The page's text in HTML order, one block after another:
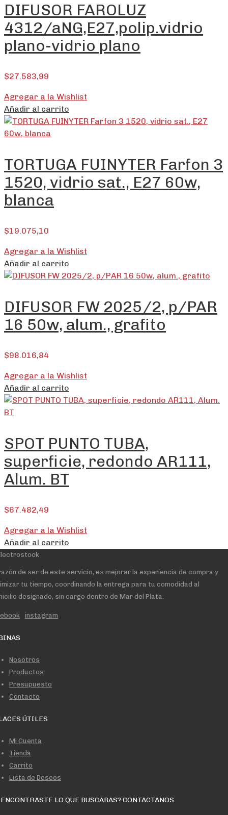
DIFUSOR FAROLUZ
4312/aNG,E27,polip.vidrio
plano-vidrio plano
$27.583,99
Agregar a la Wishlist
Añadir al carrito
TORTUGA FUINYTER Farfon 3
1520, vidrio sat., E27 60w,
blanca
$19.075,10
Agregar a la Wishlist
Añadir al carrito
DIFUSOR FW 2025/2, p/PAR
16 50w, alum., grafito
$98.016,84
Agregar a la Wishlist
Añadir al carrito
SPOT PUNTO TUBA,
superficie, redondo AR111,
Alum. BT
$67.482,49
Agregar a la Wishlist
Añadir al carrito
de ser de este servicio, es mejorar la experiencia de compra y
tu tiempo, coordinando la entrega para tu comodidad al
designado, sin cargo dentro de Mar del Plata.
instagram
Nosotros
Productos
Presupuesto
Contacto
ÚTILES
Mi Cuenta
Tienda
Carrito
Lista de Deseos
LO QUE BUSCABAS? CONTACTANOS